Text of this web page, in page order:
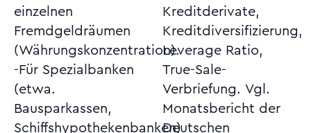
einzelnen
Fremdgeldräumen
(Währungskonzentration).
-Für Spezialbanken
(etwa.
Bausparkassen,
Schiffshypothekenbanken)
Kreditderivate,
Kreditdiversifizierung,
Leverage Ratio,
True-Sale-
Verbriefung. Vgl.
Monatsbericht der
Deutschen